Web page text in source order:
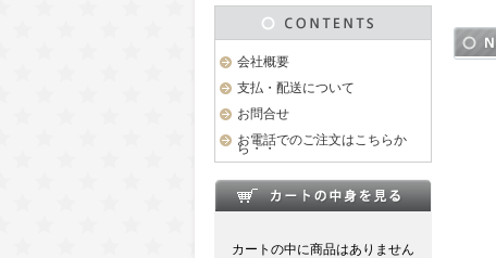
会社概要
支払・配送について
お問合せ
お電話でのご注文はこちらか
ら・・
カートの中に商品はありません